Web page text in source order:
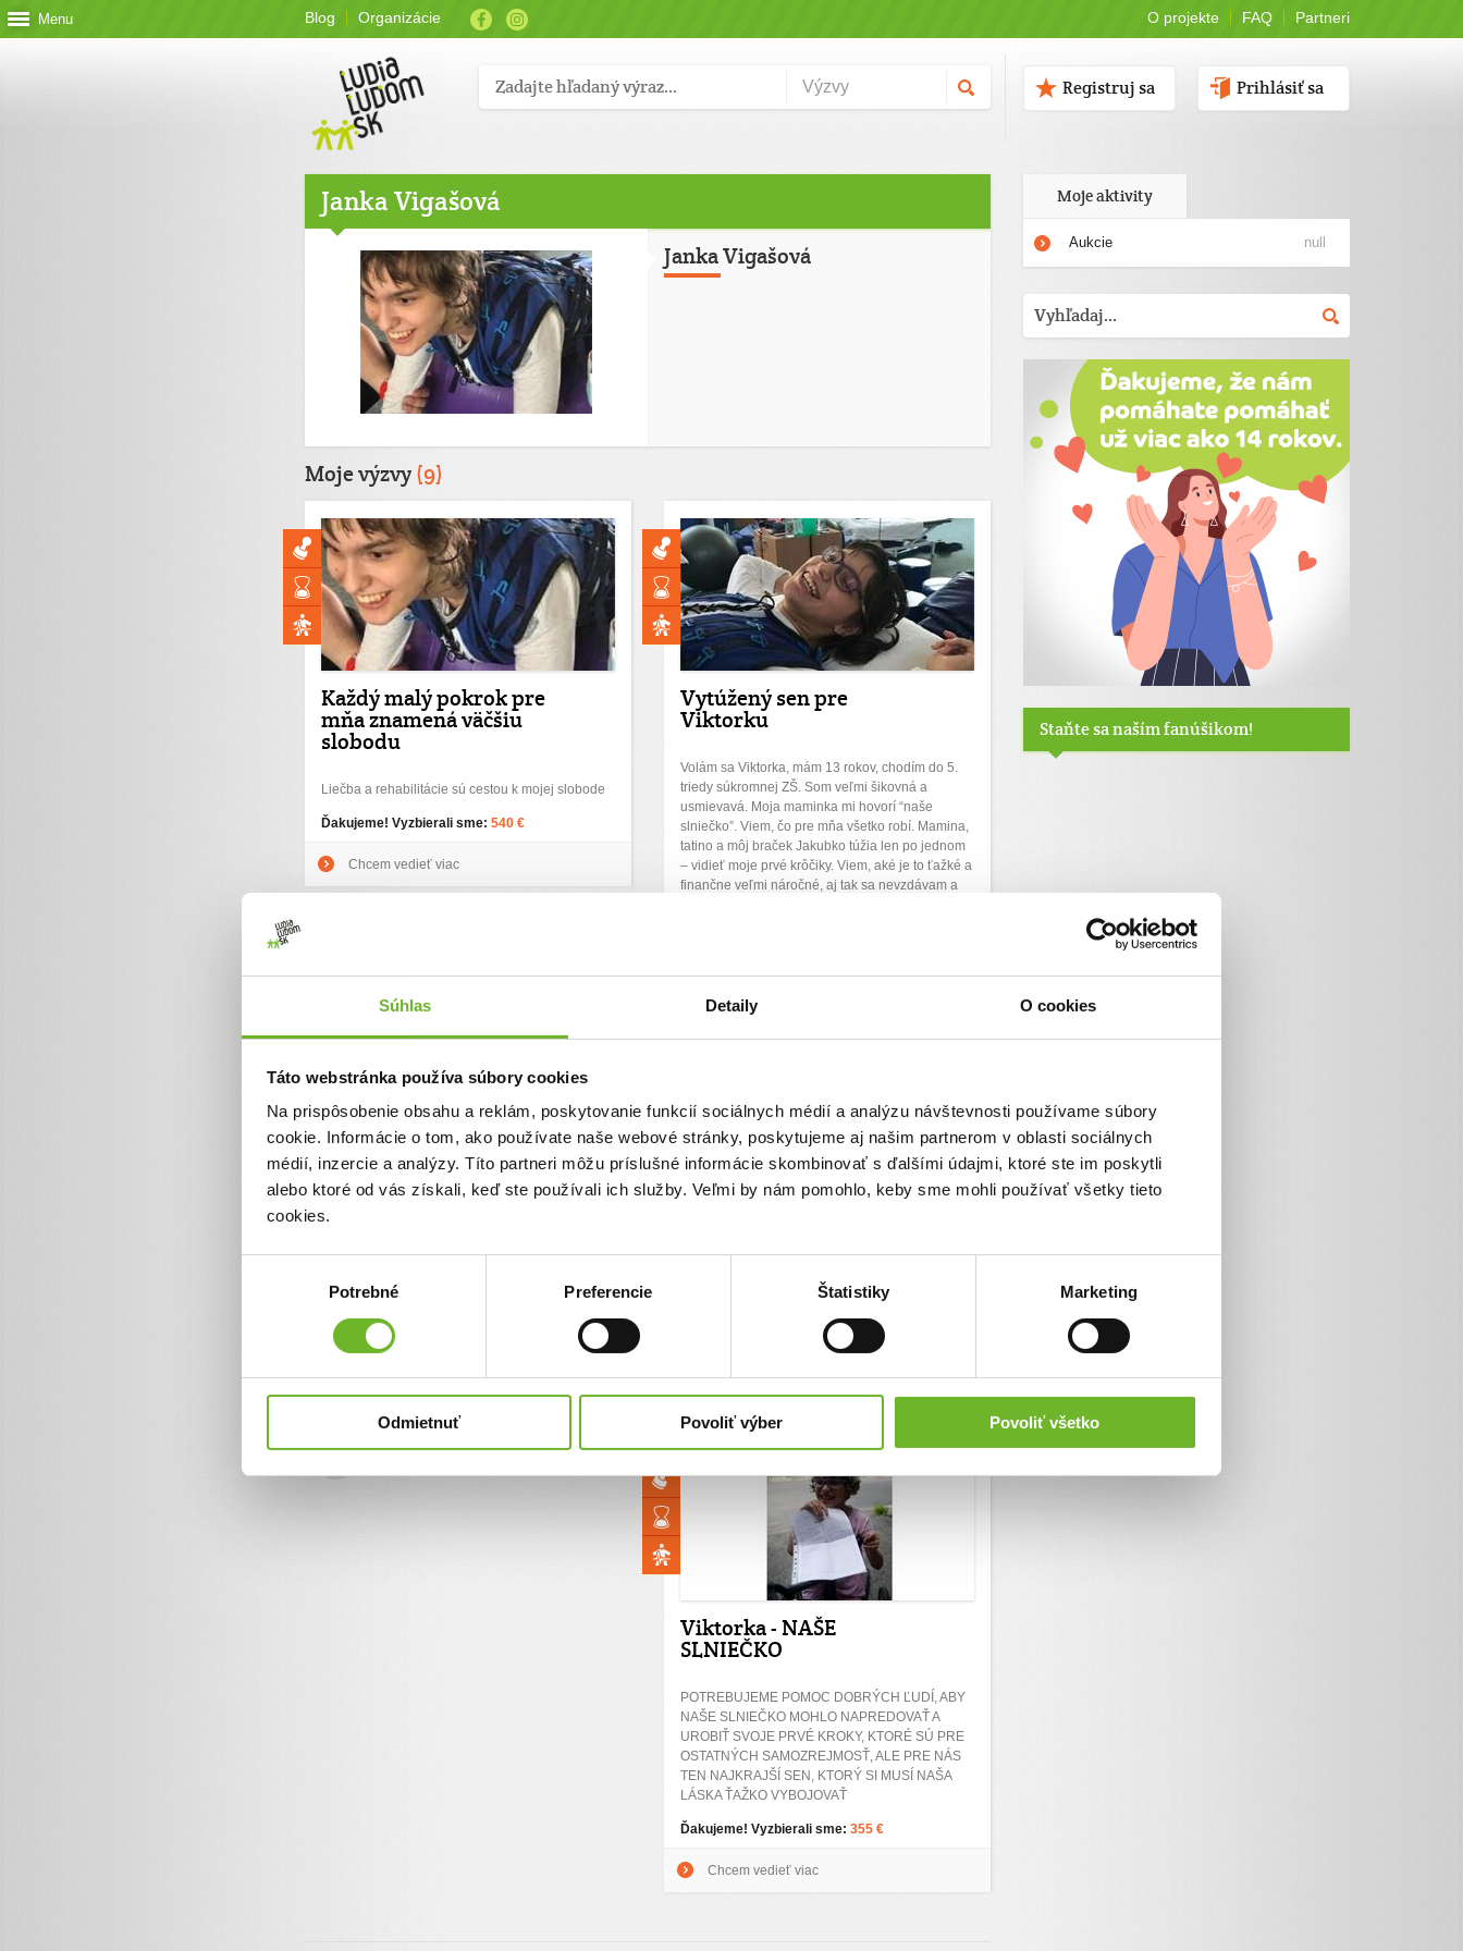
Súhlas Detaily O cookies
Táto webstránka používa súbory cookies
Na prispôsobenie obsahu a reklám, poskytovanie funkcií sociálnych médií a analýzu návštevnosti používame súbory
cookie. Informácie o tom, ako používate naše webové stránky, poskytujeme aj našim partnerom v oblasti sociálnych
médií, inzercie a analýzy. Títo partneri môžu príslušné informácie skombinovať s ďalšími údajmi, ktoré ste im poskytli
alebo ktoré od vás získali, keď ste používali ich služby. Veľmi by nám pomohlo, keby sme mohli používať všetky tieto
cookies.
Potrebné Preferencie Štatistiky Marketing
Odmietnuť Povoliť výber Povoliť všetko
Menu Blog Organizácie O projekte FAQ Partneri
Prihlásiť sa
Registruj sa
Janka Vigašová
Janka Vigašová
Moje výzvy(9)
Každý malý pokrok pre
mňa znamená väčšiu
slobodu
Liečba a rehabilitácie sú cestou k mojej slobode
Ďakujeme! Vyzbierali sme: 540 €
Chcem vedieť viac
Vytúžený sen pre
Viktorku
Volám sa Viktorka, mám 13 rokov, chodím do 5.
triedy súkromnej ZŠ. Som veľmi šikovná a
usmievavá. Moja maminka mi hovorí “naše
slniečko”. Viem, čo pre mňa všetko robí. Mamina,
tatino a môj braček Jakubko túžia len po jednom
– vidieť moje prvé krôčiky. Viem, aké je to ťažké a
finančne veľmi náročné, aj tak sa nevzdávam a
Chcem vedieť viac
Nádej pre Viktorku -
NEUROREHABILITÁCIA
V ADELI
TEN NAJKRAJŠÍ SEN, KTORÝ SI MUSÍ NAŠA
Ďakujeme! Vyzbierali sme:
Chcem vedieť viac
nová nádej pre Viktorku
Veľmi túžime pomôcť našej dcérke Viktorke
Ďakujeme! Vyzbierali sme: 310 €
Chcem vedieť viac
Viktorka - NAŠE
SLNIEČKO
POTREBUJEME POMOC DOBRÝCH ĽUDÍ, ABY
NAŠE SLNIEČKO MOHLO NAPREDOVAŤ A
UROBIŤ SVOJE PRVÉ KROKY, KTORÉ SÚ PRE
OSTATNÝCH SAMOZREJMOSŤ, ALE PRE NÁS
TEN NAJKRAJŠÍ SEN, KTORÝ SI MUSÍ NAŠA
LÁSKA ŤAŽKO VYBOJOVAŤ
Ďakujeme! Vyzbierali sme: 355 €
Chcem vedieť viac
Načítať ďalšie...
Moje aktivity
Aukcie null
Staňte sa naším fanúšikom!